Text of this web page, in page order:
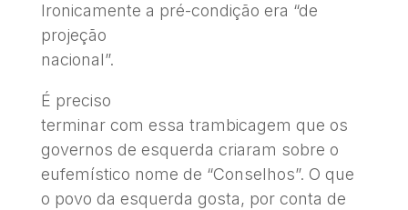
Ironicamente a pré-condição era “de
projeção
nacional”.
É preciso
terminar com essa trambicagem que os
governos de esquerda criaram sobre o
eufemístico nome de “Conselhos”. O que
o povo da esquerda gosta, por conta de